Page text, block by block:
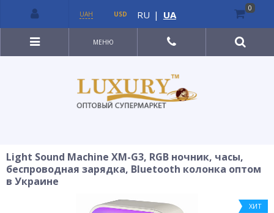
МЕНЮ
Light Sound Machine XM-G3, RGB ночник, часы,
беспроводная зарядка, Bluetooth колонка оптом
в Украине
ХИТ
UAH USD RU | UA
0